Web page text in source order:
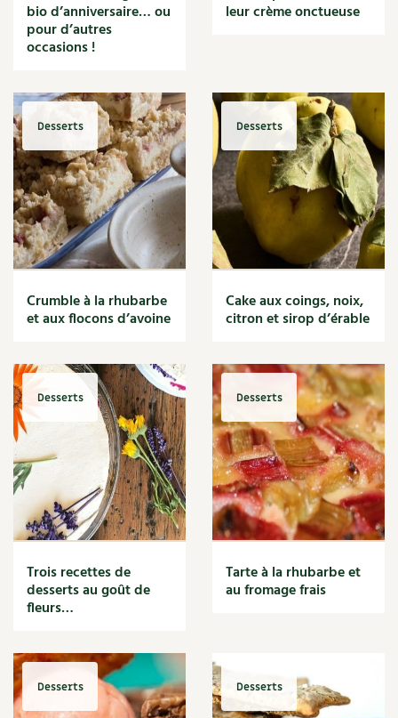
bio d’anniversaire… ou
pour d’autres
occasions !
leur crème onctueuse
Desserts
Crumble à la rhubarbe
et aux flocons d’avoine
Desserts
Cake aux coings, noix,
citron et sirop d’érable
Desserts
Trois recettes de
desserts au goût de
fleurs…
Desserts
Tarte à la rhubarbe et
au fromage frais
Desserts Desserts